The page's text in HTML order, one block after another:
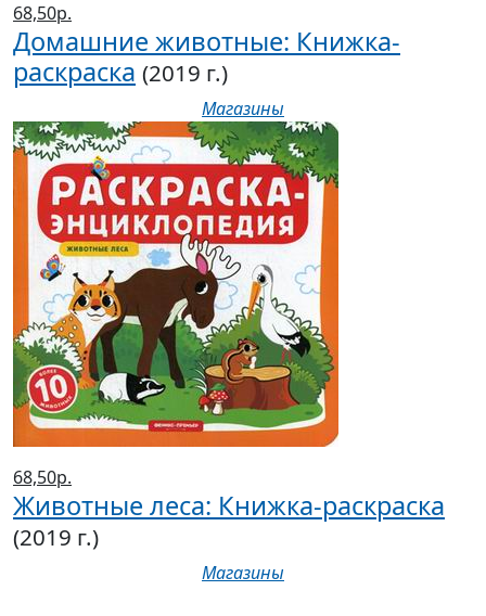
68,50р.
Домашние животные: Книжка-
раскраска (2019 г.)
Магазины
68,50р.
Животные леса: Книжка-раскраска
(2019 г.)
Магазины